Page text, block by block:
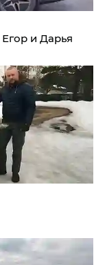
Егор и Дарья